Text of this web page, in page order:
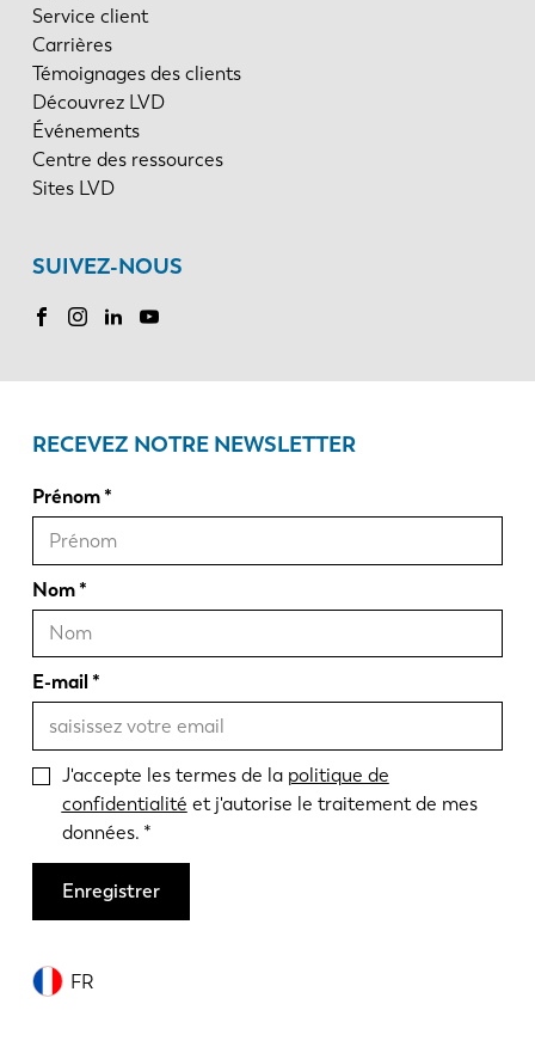
Service client
Carrières
Témoignages des clients
Découvrez LVD
Événements
Centre des ressources
Sites LVD
SUIVEZ-NOUS
FR
RECEVEZ NOTRE NEWSLETTER
Prénom
Nom
E-mail
J'accepte les termes de la politique de
confidentialité et j'autorise le traitement de mes
données.
Enregistrer